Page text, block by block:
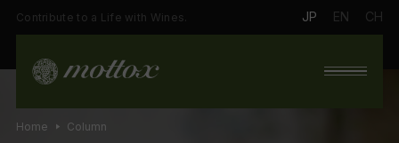
Contribute to a Life with Wines. JP EN CH
Home Column